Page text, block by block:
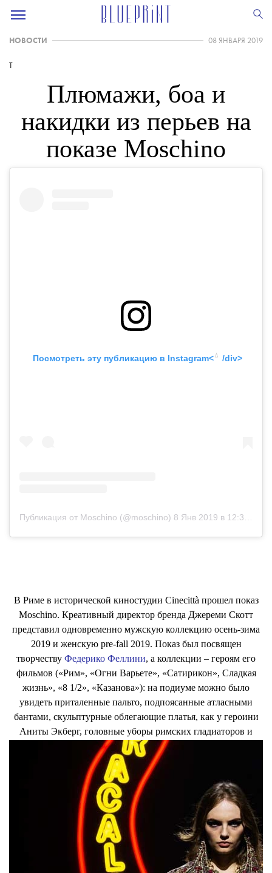
НОВОСТИ 08 ЯНВАРЯ 2019
T
Плюмажи, боа и
накидки из перьев на
показе Moschino
Посмотреть эту публикацию в Instagram<💧 /div>
Публикация от Moschino (@moschino) 8 Янв 2019 в 12:36 PST
В Риме в исторической киностудии Cinecittà прошел показ
Moschino. Креативный директор бренда Джереми Скотт
представил одновременно мужскую коллекцию осень-зима
2019 и женскую pre-fall 2019. Показ был посвящен
творчеству Федерико Феллини, а коллекции – героям его
фильмов («Рим», «Огни Варьете», «Сатирикон», Сладкая
жизнь», «8 1/2», «Казанова»): на подиуме можно было
увидеть приталенные пальто, подпоясанные атласными
бантами, скульптурные облегающие платья, как у героини
Аниты Экберг, головные уборы римских гладиаторов и
плюмажи и боа танцовщиц кабаре, парики, как на
Венецианских балах, и армейские сапоги, расшитые
римскими цифрами и лого марки.
Смотрите репортаж с показа в сторис нашегоинстаграма
а всю коллекцию – ниже.